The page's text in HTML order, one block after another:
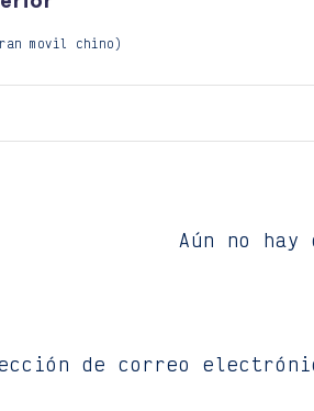
movil chino)
Aún no
de correo